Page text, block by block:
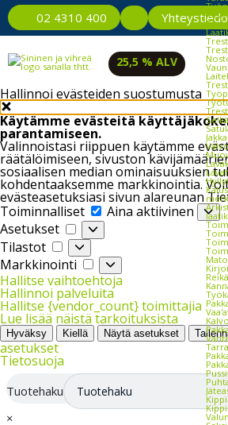
Hallinnoi evästeiden suostumusta
Käytämme evästeitä
parantamiseen.
Valinnoistasi riippuen käytämme
räätälöimiseen, sivuston
sosiaalisen median ominaisuuksien
kohdentaaksemme markkinointia.
evästeasetuksiasi sivun alareunan
Toiminnalliset
Toiminnalliset
Aina aktiivinen
Asetukset
Asetukset
Tilastot
Tilastot
Markkinointi
Markkinointi
Hallitse vaihtoehtoja
Hallinnoi palveluita
Hallitse {vendor_count} toimittajia
Lue lisää näistä tarkoituksista
Hyväksy Kiellä Näytä asetukset
asetukset
Tietosuoja
02 4310 400
25,5 % ALV
Tuotehaku
×